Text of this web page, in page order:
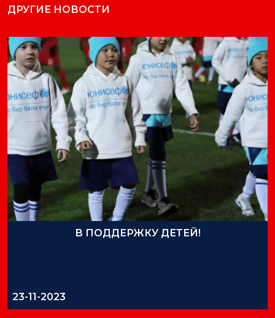
ДРУГИЕ НОВОСТИ
В ПОДДЕРЖКУ ДЕТЕЙ!
23-11-2023